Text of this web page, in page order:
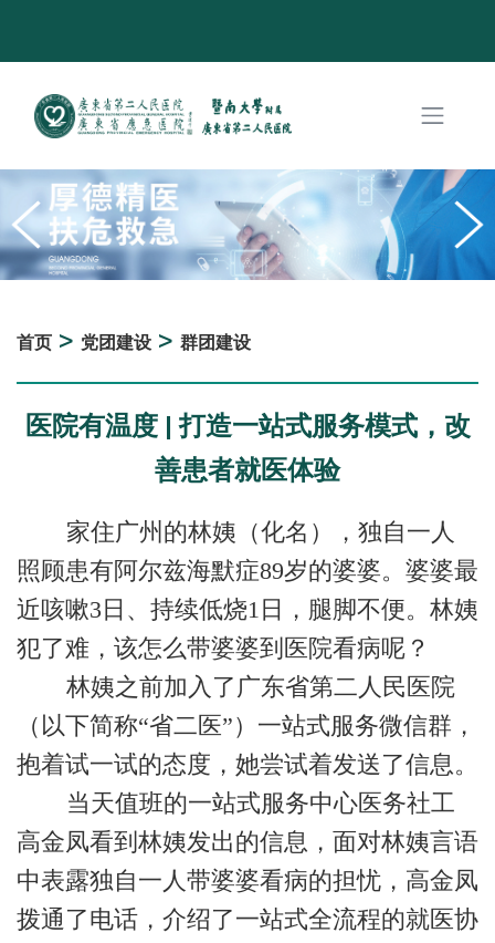
首页 > 党团建设 > 群团建设
医院有温度 | 打造一站式服务模式，改
善患者就医体验
家住广州的林姨（化名），独自一人
照顾患有阿尔兹海默症89岁的婆婆。婆婆最
近咳嗽3日、持续低烧1日，腿脚不便。林姨
犯了难，该怎么带婆婆到医院看病呢？
林姨之前加入了广东省第二人民医院
（以下简称“省二医”）一站式服务微信群，
抱着试一试的态度，她尝试着发送了信息。
当天值班的一站式服务中心医务社工
高金凤看到林姨发出的信息，面对林姨言语
中表露独自一人带婆婆看病的担忧，高金凤
拨通了电话，介绍了一站式全流程的就医协